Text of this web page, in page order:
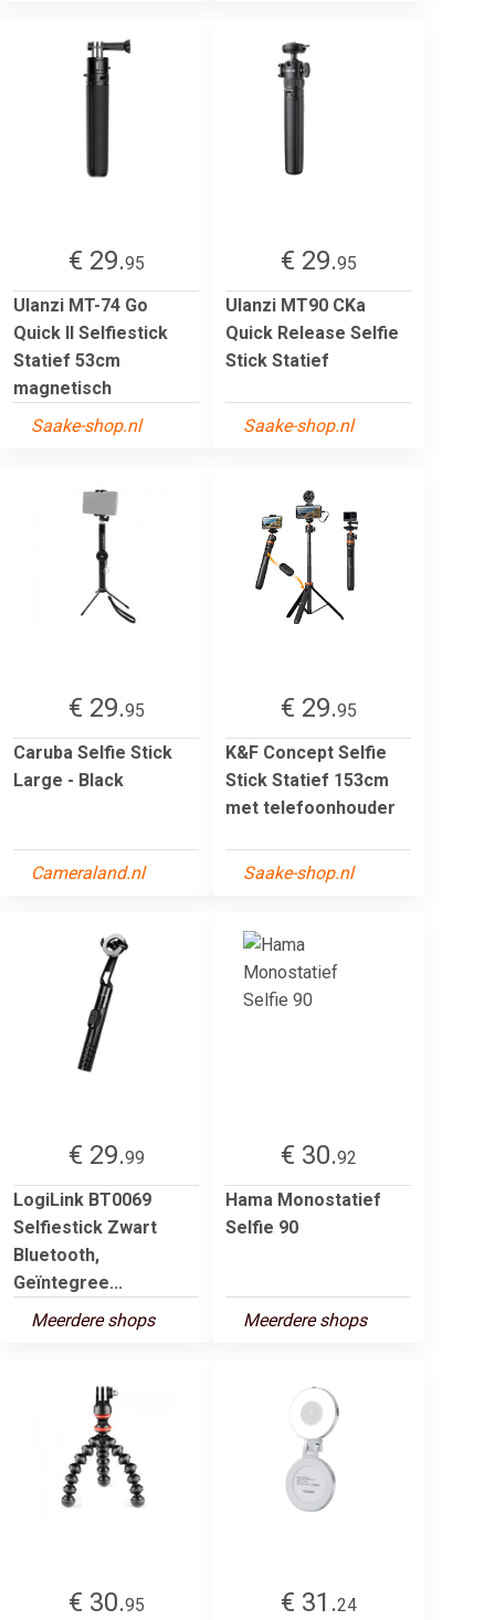
€ 29.95
Ulanzi MT-74 Go
Quick II Selfiestick
Statief 53cm
magnetisch
Saake-shop.nl
€ 29.95
Ulanzi MT90 CKa
Quick Release Selfie
Stick Statief
Saake-shop.nl
€ 29.95
Caruba Selfie Stick
Large - Black
Cameraland.nl
€ 29.95
K&F Concept Selfie
Stick Statief 153cm
met telefoonhouder
Saake-shop.nl
€ 29.99
LogiLink BT0069
Selfiestick Zwart
Bluetooth,
Geïntegree...
Meerdere shops
€ 30.92
Hama Monostatief
Selfie 90
Meerdere shops
€ 30.95 € 31.24